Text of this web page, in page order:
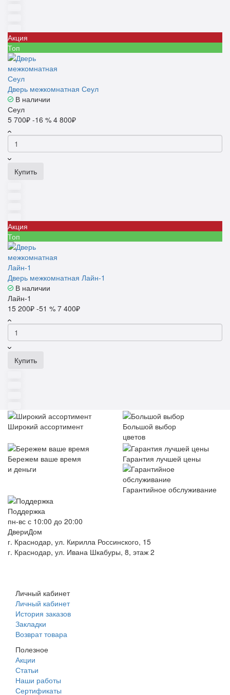
Акция
Топ
Дверь межкомнатная Сеул
В наличии
Сеул
5 700₽ -16 % 4 800₽
Купить
Акция
Топ
Дверь межкомнатная Лайн-1
В наличии
Лайн-1
15 200₽ -51 % 7 400₽
Купить
Широкий ассортимент
Большой выбор
цветов
Бережем ваше время
и деньги
Гарантия лучшей цены
Гарантийное обслуживание
Поддержка
пн-вс с 10:00 до 20:00
ДвериДом
г. Краснодар, ул. Кирилла Россинского, 15
г. Краснодар, ул. Ивана Шкабуры, 8, этаж 2
Личный кабинет
Личный кабинет
История заказов
Закладки
Возврат товара
Полезное
Акции
Статьи
Наши работы
Сертификаты